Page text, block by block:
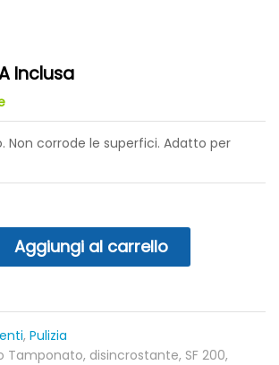
Inclusa
Non corrode le superfici. Adatto per
Aggiungi al carrello
, Pulizia
Tamponato, disincrostante, SF 200,